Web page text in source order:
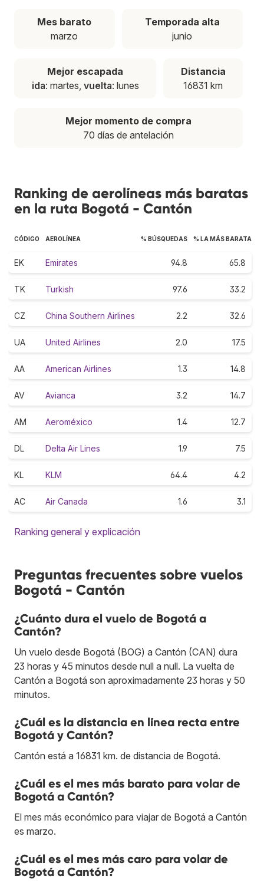
Mes barato
marzo
Temporada alta
junio
Mejor escapada
ida: martes, vuelta: lunes
Distancia
16831 km
Mejor momento de compra
70 días de antelación
Ranking de aerolíneas más baratas
en la ruta Bogotá - Cantón
CÓDIGO AEROLÍNEA % BÚSQUEDAS % LA MÁS BARATA
EK Emirates 94.8 65.8
TK Turkish 97.6 33.2
CZ China Southern Airlines 2.2 32.6
UA United Airlines 2.0 17.5
AA American Airlines 1.3 14.8
AV Avianca 3.2 14.7
AM Aeroméxico 1.4 12.7
DL Delta Air Lines 1.9 7.5
KL KLM 64.4 4.2
AC Air Canada 1.6 3.1
Ranking general y explicación
Preguntas frecuentes sobre vuelos
Bogotá - Cantón
¿Cuánto dura el vuelo de Bogotá a
Cantón?
Un vuelo desde Bogotá (BOG) a Cantón (CAN) dura
23 horas y 45 minutos desde null a null. La vuelta de
Cantón a Bogotá son aproximadamente 23 horas y 50
minutos.
¿Cuál es la distancia en línea recta entre
Bogotá y Cantón?
Cantón está a 16831 km. de distancia de Bogotá.
¿Cuál es el mes más barato para volar de
Bogotá a Cantón?
El mes más económico para viajar de Bogotá a Cantón
es marzo.
¿Cuál es el mes más caro para volar de
Bogotá a Cantón?